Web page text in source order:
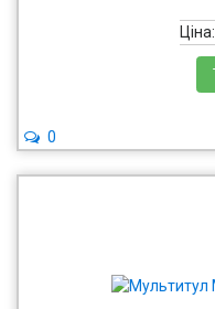
Ціна:
0